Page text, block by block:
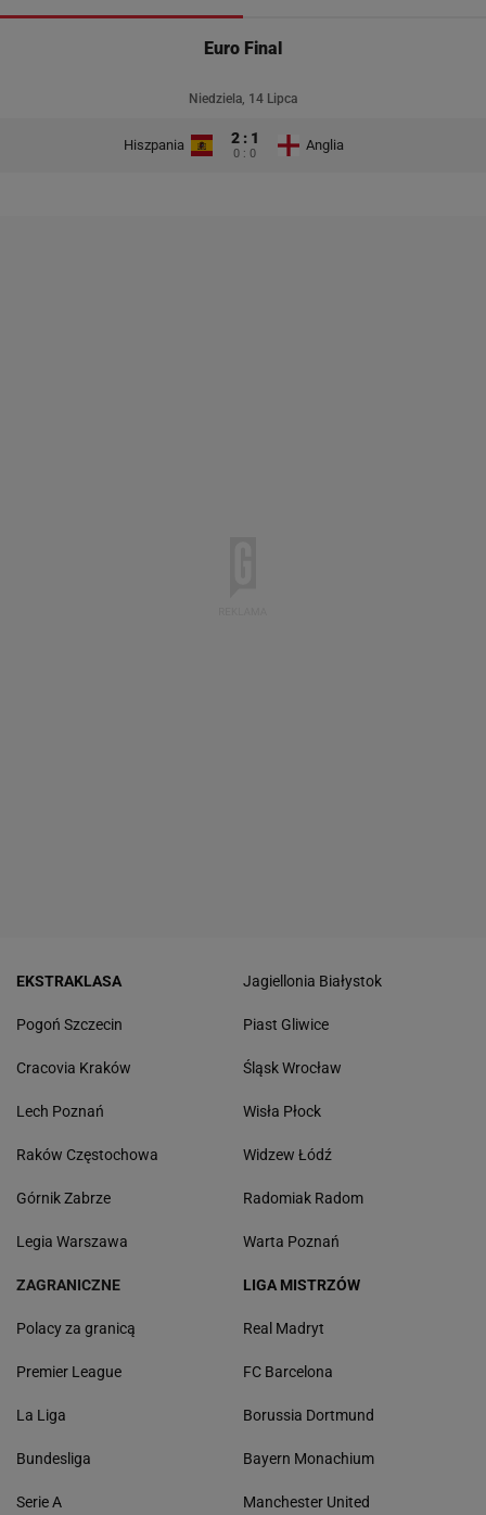
Euro Final
Niedziela, 14 Lipca
Hiszpania 2 : 1
0 : 0
Anglia
EKSTRAKLASA
Pogoń Szczecin
Cracovia Kraków
Lech Poznań
Raków Częstochowa
Górnik Zabrze
Legia Warszawa
Jagiellonia Białystok
Piast Gliwice
Śląsk Wrocław
Wisła Płock
Widzew Łódź
Radomiak Radom
Warta Poznań
ZAGRANICZNE
Polacy za granicą
Premier League
La Liga
Bundesliga
Serie A
LIGA MISTRZÓW
Real Madryt
FC Barcelona
Borussia Dortmund
Bayern Monachium
Manchester United